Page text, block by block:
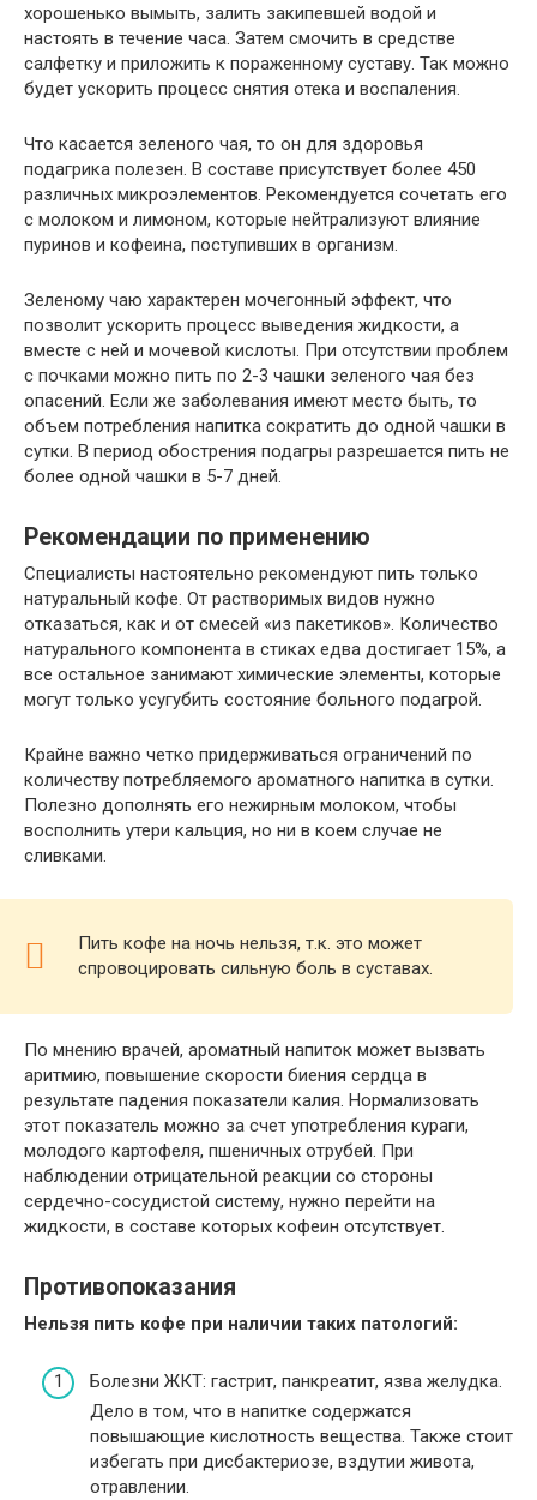
хорошенько вымыть, залить закипевшей водой и
настоять в течение часа. Затем смочить в средстве
салфетку и приложить к пораженному суставу. Так можно
будет ускорить процесс снятия отека и воспаления.
Что касается зеленого чая, то он для здоровья
подагрика полезен. В составе присутствует более 450
различных микроэлементов. Рекомендуется сочетать его
с молоком и лимоном, которые нейтрализуют влияние
пуринов и кофеина, поступивших в организм.
Зеленому чаю характерен мочегонный эффект, что
позволит ускорить процесс выведения жидкости, а
вместе с ней и мочевой кислоты. При отсутствии проблем
с почками можно пить по 2-3 чашки зеленого чая без
опасений. Если же заболевания имеют место быть, то
объем потребления напитка сократить до одной чашки в
сутки. В период обострения подагры разрешается пить не
более одной чашки в 5-7 дней.
Рекомендации по применению
Специалисты настоятельно рекомендуют пить только
натуральный кофе. От растворимых видов нужно
отказаться, как и от смесей «из пакетиков». Количество
натурального компонента в стиках едва достигает 15%, а
все остальное занимают химические элементы, которые
могут только усугубить состояние больного подагрой.
Крайне важно четко придерживаться ограничений по
количеству потребляемого ароматного напитка в сутки.
Полезно дополнять его нежирным молоком, чтобы
восполнить утери кальция, но ни в коем случае не
сливками.
Пить кофе на ночь нельзя, т.к. это может
спровоцировать сильную боль в суставах.
По мнению врачей, ароматный напиток может вызвать
аритмию, повышение скорости биения сердца в
результате падения показатели калия. Нормализовать
этот показатель можно за счет употребления кураги,
молодого картофеля, пшеничных отрубей. При
наблюдении отрицательной реакции со стороны
сердечно-сосудистой систему, нужно перейти на
жидкости, в составе которых кофеин отсутствует.
Противопоказания
Нельзя пить кофе при наличии таких патологий:
Болезни ЖКТ: гастрит, панкреатит, язва желудка.
Дело в том, что в напитке содержатся
повышающие кислотность вещества. Также стоит
избегать при дисбактериозе, вздутии живота,
отравлении.